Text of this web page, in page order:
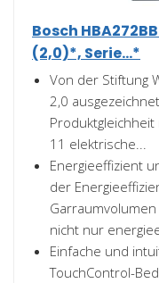
Bosch
(2,0)*, Serie...*
Von der Stiftung
2,0
Produktgleichheit
11 elektrische...
Energieeffizient
der
nicht nur
Einfache und
TouchControl-